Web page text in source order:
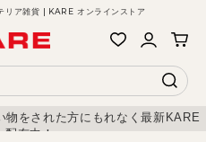
リア雑貨 | KARE オンラインストア
物をされた方にもれなく最新KARE
配布中！